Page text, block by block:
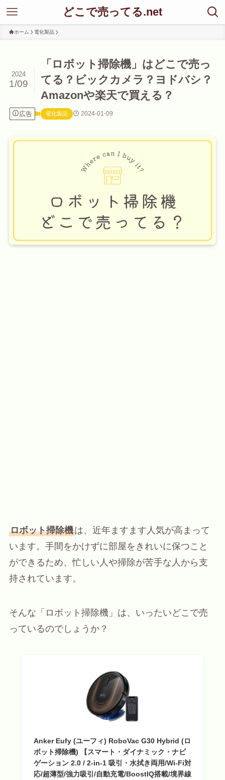
どこで売ってる.net
ホーム 電化製品
「ロボット掃除機」はどこで売っ
てる？ビックカメラ？ヨドバシ？
Amazonや楽天で買える？
2024
1/09
広告 電化製品 2024-01-09
ロボット掃除機は、近年ますます人気が高まって
います。手間をかけずに部屋をきれいに保つこと
ができるため、忙しい人や掃除が苦手な人から支
持されています。
そんな「ロボット掃除機」は、いったいどこで売
っているのでしょうか？
Anker Eufy (ユーフィ) RoboVac G30 Hybrid (ロ
ボット掃除機) 【スマート・ダイナミック・ナビ
ゲーション 2.0 / 2-in-1 吸引・水拭き両用/Wi-Fi対
応/超薄型/強力吸引/自動充電/BoostIQ搭載/境界線